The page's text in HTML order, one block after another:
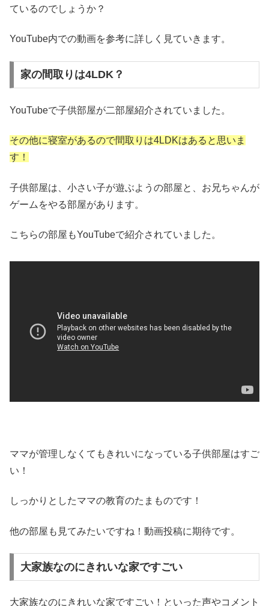
ているのでしょうか？
YouTube内での動画を参考に詳しく見ていきます。
家の間取りは4LDK？
YouTubeで子供部屋が二部屋紹介されていました。
その他に寝室があるので間取りは4LDKはあると思いま
す！
子供部屋は、小さい子が遊ぶようの部屋と、お兄ちゃんが
ゲームをやる部屋があります。
こちらの部屋もYouTubeで紹介されていました。
ママが管理しなくてもきれいになっている子供部屋はすご
い！
しっかりとしたママの教育のたまものです！
他の部屋も見てみたいですね！動画投稿に期待です。
大家族なのにきれいな家ですごい
大家族なのにきれいな家ですごい！といった声やコメント